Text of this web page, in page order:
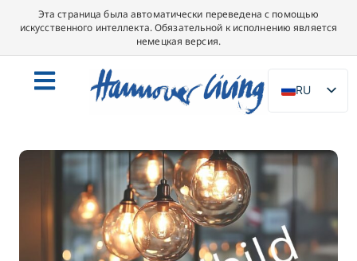
Эта страница была автоматически переведена с помощью
искусственного интеллекта. Обязательной к исполнению является
немецкая версия.
RU
DE
NL
IT